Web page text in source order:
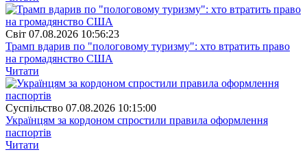
Свiт 07.08.2026 10:56:23
Трамп вдарив по "пологовому туризму": хто втратить право
на громадянство США
Читати
Суспiльство 07.08.2026 10:15:00
Українцям за кордоном спростили правила оформлення
паспортів
Читати